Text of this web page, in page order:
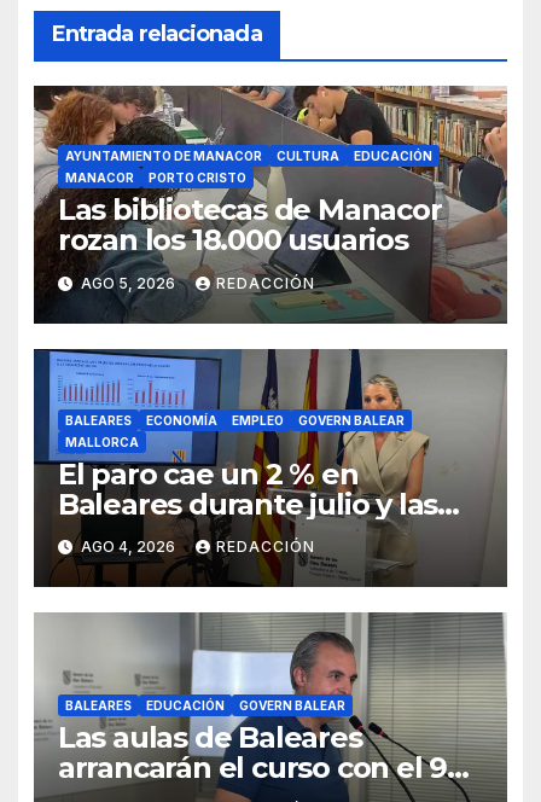
Entrada relacionada
AYUNTAMIENTO DE MANACOR CULTURA
EDUCACIÓN
MANACOR
PORTO CRISTO
Las bibliotecas de Manacor
rozan los 18.000 usuarios
AGO 5, 2026 REDACCIÓN
BALEARES ECONOMÍA EMPLEO
GOVERN BALEAR
MALLORCA
El paro cae un 2 % en
Baleares durante julio y las
islas lideran la contratación
indefinida
AGO 4, 2026 REDACCIÓN
BALEARES EDUCACIÓN GOVERN BALEAR
Las aulas de Baleares
arrancarán el curso con el 99